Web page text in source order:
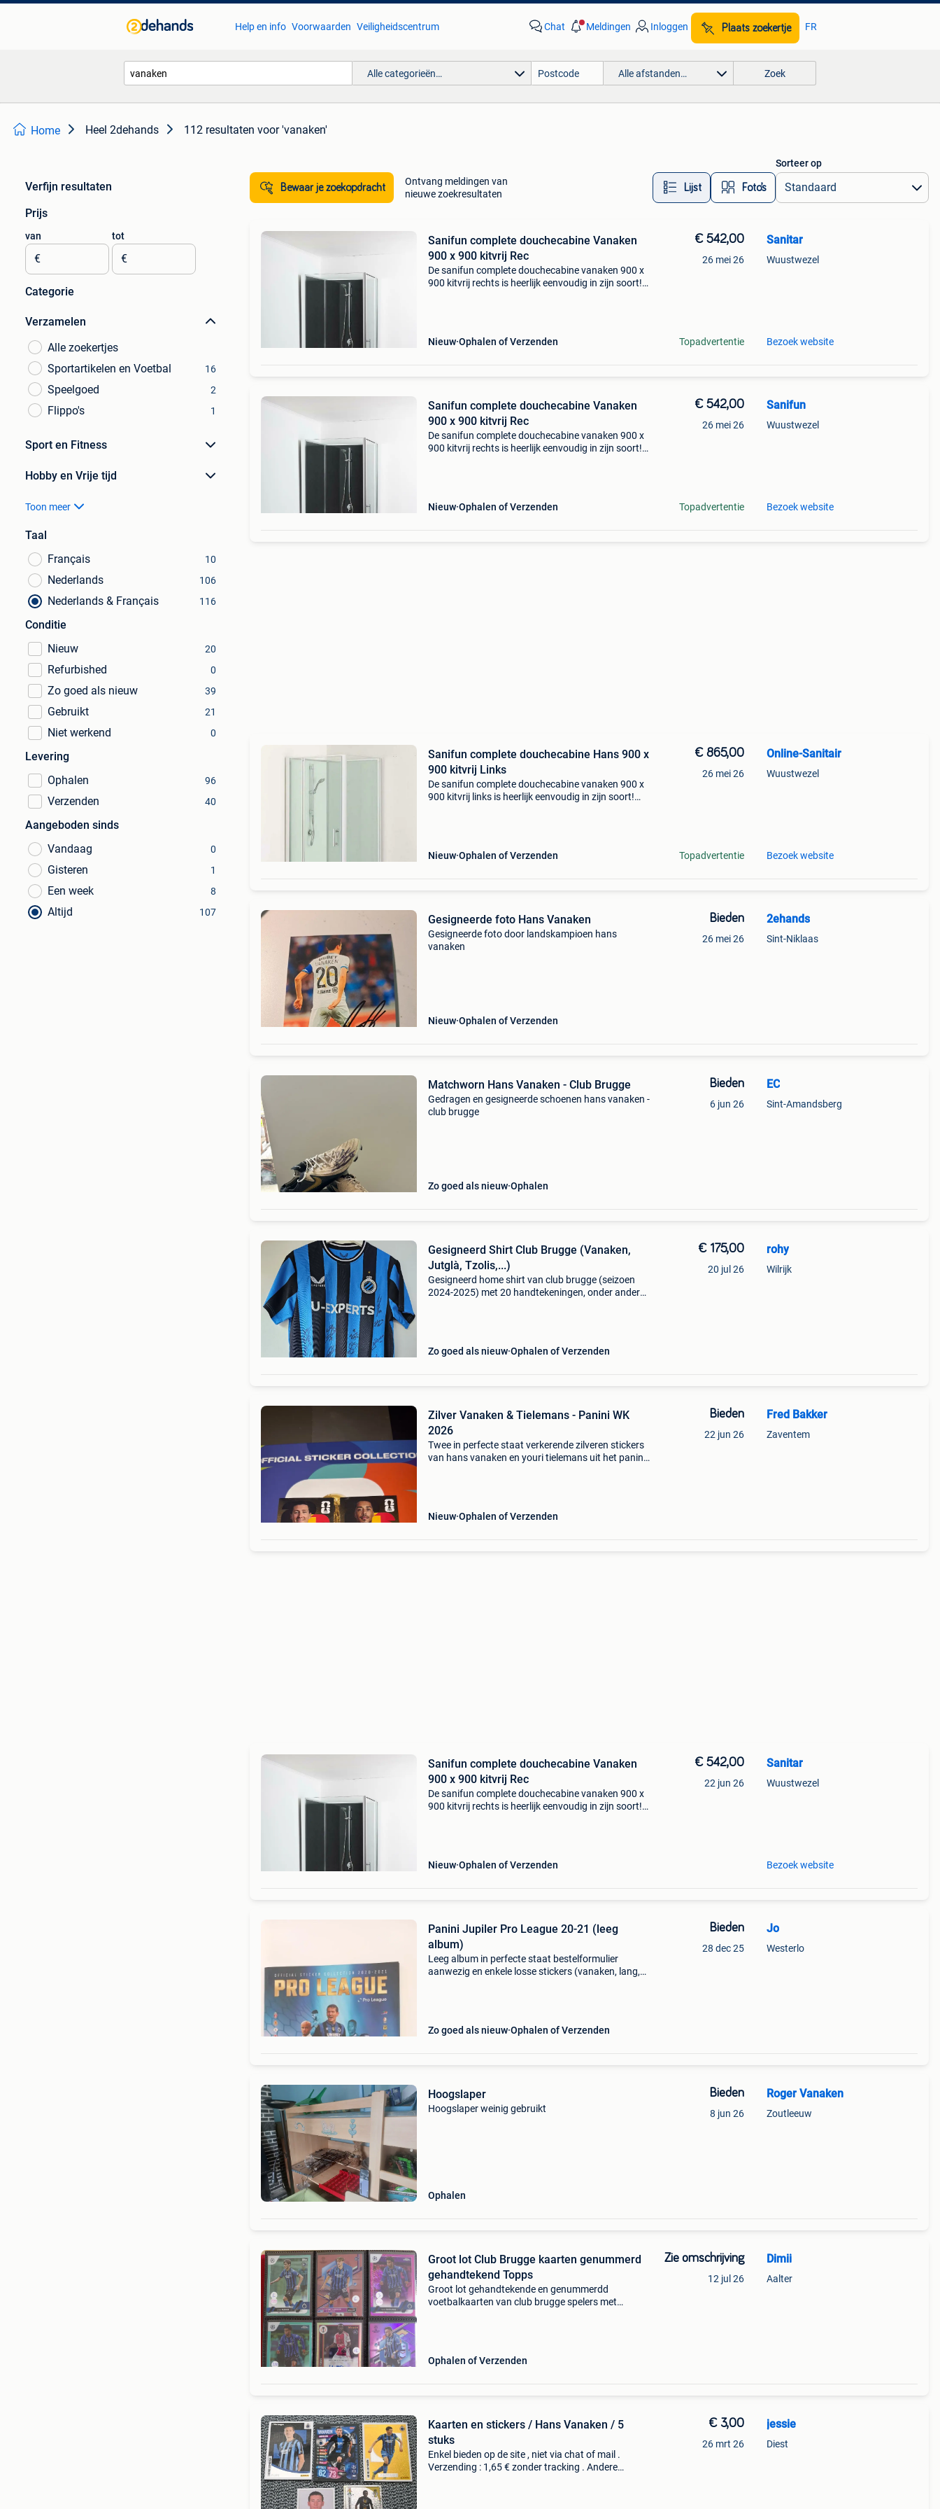
Help en info Voorwaarden Veiligheidscentrum Chat Meldingen Inloggen Plaats zoekertje FR
Alle categorieën… Alle afstanden… Zoek
Home Heel 2dehands 112 resultaten voor 'vanaken'
Verfijn resultaten
Prijs
van
€
tot
€
Categorie
Verzamelen
Alle zoekertjes
Sportartikelen en Voetbal
16
Speelgoed 2
Flippo's 1
Sport en Fitness
Hobby en Vrije tijd
Toon meer
Taal
Français
10
Nederlands 106
Nederlands & Français 116
Conditie
Nieuw
20
Refurbished 0
Zo goed als nieuw 39
Gebruikt 21
Niet werkend 0
Levering
Ophalen
96
Verzenden 40
Aangeboden sinds
Vandaag
0
Gisteren 1
Een week 8
Altijd 107
Bewaar je zoekopdracht
Ontvang meldingen van
nieuwe zoekresultaten
Lijst Foto’s
Sorteer op
Sanifun complete douchecabine Vanaken
900 x 900 kitvrij Rec
De sanifun complete douchecabine vanaken 900 x
900 kitvrij rechts is heerlijk eenvoudig in zijn soort!
Nieuw Ophalen of Verzenden
€ 542,00
26 mei 26
Topadvertentie
Sanitar
Wuustwezel
Bezoek website
Sanifun complete douchecabine Vanaken
900 x 900 kitvrij Rec
De sanifun complete douchecabine vanaken 900 x
900 kitvrij rechts is heerlijk eenvoudig in zijn soort!
Nieuw Ophalen of Verzenden
€ 542,00
26 mei 26
Topadvertentie
Sanifun
Wuustwezel
Bezoek website
Sanifun complete douchecabine Hans 900 x
900 kitvrij Links
De sanifun complete douchecabine vanaken 900 x
900 kitvrij links is heerlijk eenvoudig in zijn soort!
Nieuw Ophalen of Verzenden
€ 865,00
26 mei 26
Topadvertentie
Online-Sanitair
Wuustwezel
Bezoek website
Gesigneerde foto Hans Vanaken
Gesigneerde foto door landskampioen hans
vanaken
Nieuw Ophalen of Verzenden
Bieden
26 mei 26
2ehands
Sint-Niklaas
Matchworn Hans Vanaken - Club Brugge
Gedragen en gesigneerde schoenen hans vanaken -
club brugge
Zo goed als nieuw Ophalen
Bieden
6 jun 26
EC
Sint-Amandsberg
Gesigneerd Shirt Club Brugge (Vanaken,
Jutglà, Tzolis,...)
Gesigneerd home shirt van club brugge (seizoen
2024-2025) met 20 handtekeningen, onder andere:
Zo goed als nieuw Ophalen of Verzenden
€ 175,00
20 jul 26
rohy
Wilrijk
Zilver Vanaken & Tielemans - Panini WK
2026
Twee in perfecte staat verkerende zilveren stickers
van hans vanaken en youri tielemans uit het panini
Nieuw Ophalen of Verzenden
Bieden
22 jun 26
Fred Bakker
Zaventem
Sanifun complete douchecabine Vanaken
900 x 900 kitvrij Rec
De sanifun complete douchecabine vanaken 900 x
900 kitvrij rechts is heerlijk eenvoudig in zijn soort!
Nieuw Ophalen of Verzenden
€ 542,00
22 jun 26
Sanitar
Wuustwezel
Bezoek website
Panini Jupiler Pro League 20-21 (leeg
album)
Leeg album in perfecte staat bestelformulier
aanwezig en enkele losse stickers (vanaken, lang,
Zo goed als nieuw Ophalen of Verzenden
Bieden
28 dec 25
Jo
Westerlo
Hoogslaper
Hoogslaper weinig gebruikt
Ophalen
Bieden
8 jun 26
Roger Vanaken
Zoutleeuw
Groot lot Club Brugge kaarten genummerd
gehandtekend Topps
Groot lot gehandtekende en genummerdd
voetbalkaarten van club brugge spelers met
Ophalen of Verzenden
Zie omschrijving
12 jul 26
Dimii
Aalter
Kaarten en stickers / Hans Vanaken / 5
stuks
Enkel bieden op de site , niet via chat of mail .
Verzending : 1,65 € zonder tracking . Andere
€ 3,00
26 mrt 26
jessie
Diest